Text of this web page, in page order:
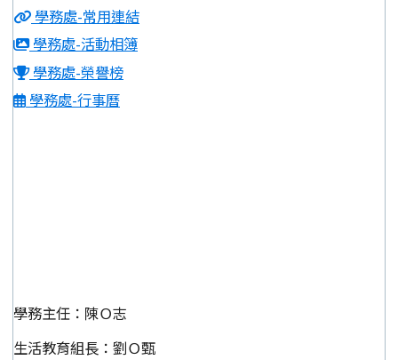
學務處-常用連結
學務處-活動相簿
學務處-榮譽榜
學務處-行事曆
學務主任：陳Ｏ志
生活教育組長：劉Ｏ甄